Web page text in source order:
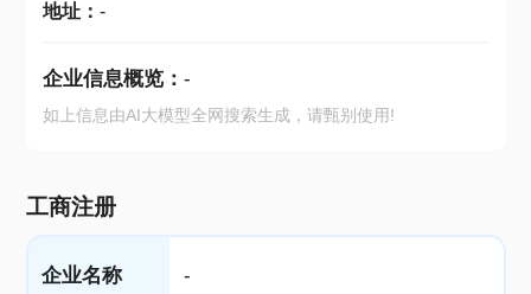
地址： -
企业信息概览： -
如上信息由AI大模型全网搜索生成，请甄别使用!
工商注册
企业名称 -